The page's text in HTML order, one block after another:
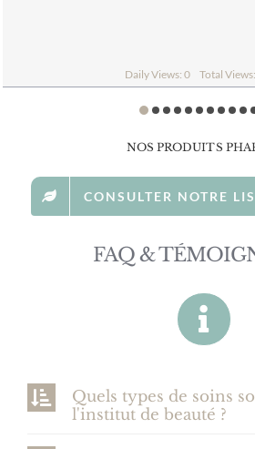
Daily Views: 2 Total
NOS PRODUITS
CONSULTER NOTRE
FAQ &
Quels types de soins
l'institut de beauté ?